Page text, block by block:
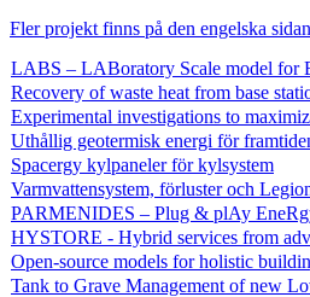
Fler projekt finns på den engelska sidan
LABS – LABoratory Scale model for
Recovery of waste heat from base
Experimental investigations to
Uthållig geotermisk energi för
Spacergy kylpaneler för kylsystem
Varmvattensystem, förluster och
PARMENIDES – Plug & plAy
HYSTORE - Hybrid services from
Open-source models for holistic
Tank to Grave Management of new